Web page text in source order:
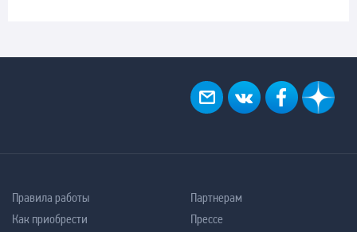
Правила работы
Как приобрести
Партнерам
Прессе